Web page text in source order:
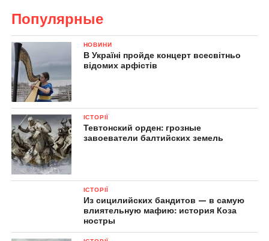
Популярные
НОВИНИ
В Україні пройде концерт всесвітньо
відомих арфістів
ІСТОРІЇ
Тевтонский орден: грозные
завоеватели балтийских земель
ІСТОРІЇ
Из сицилийских бандитов — в самую
влиятельную мафию: история Коза
ностры